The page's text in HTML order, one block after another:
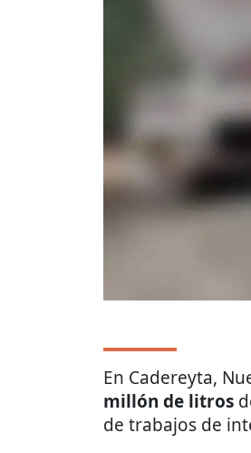
En Cadereyta,
millón de litros
de trabajos de